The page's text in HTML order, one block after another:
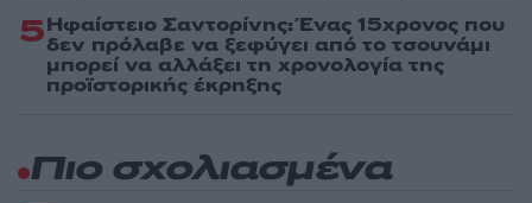
5Ηφαίστειο Σαντορίνης: Ένας 15χρονος που
δεν πρόλαβε να ξεφύγει από το τσουνάμι
μπορεί να αλλάξει τη χρονολογία της
προϊστορικής έκρηξης
Πιο σχολιασμένα